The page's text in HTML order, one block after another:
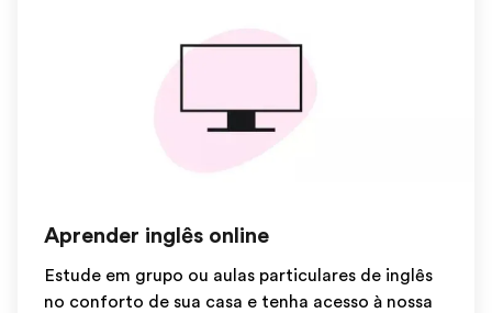
Aprender inglês online
Estude em grupo ou aulas particulares de inglês
no conforto de sua casa e tenha acesso à nossa